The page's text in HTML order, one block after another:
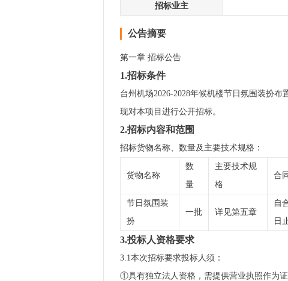
招标业主
公告摘要
第一章 招标公告
1.招标条件
台州机场2026-2028年候机楼节日氛围装扮
现对本项目进行公开招标。
2.招标内容和范围
招标货物名称、数量及主要技术规格：
货物名称
数
量
主要技术规
格
合
节日氛围装
扮
一批 详见第五章
自
日
3.投标人资格要求
3.1本次招标要求投标人须：
①具有独立法人资格，需提供营业执照作为证